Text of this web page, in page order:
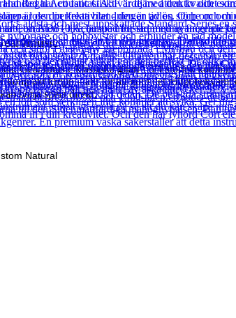
Gear4music klassiska gitarr i 3/4 storlek
kompakt kropp – allt för att göra det roligt
börja spela direkt.
Natural